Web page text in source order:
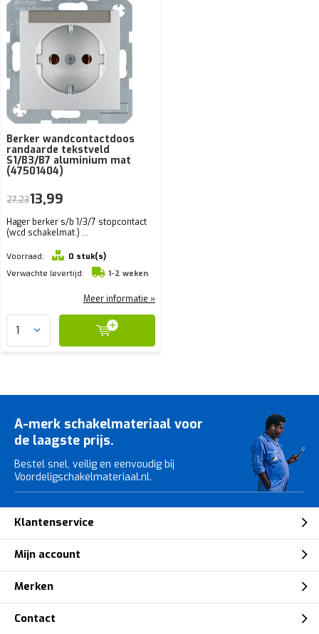
Berker wandcontactdoos
randaarde tekstveld
S1/B3/B7 aluminium mat
(47501404)
Hager berker s/b 1/3/7 stopcontact
(wcd schakelmat.) ...
Voorraad:
0 stuk(s)
Verwachte levertijd:
1-2 weken
27,2313,99
Meer informatie »
A-merk schakelmateriaal voor
de laagste prijs.
Bestel snel, veilig en eenvoudig bij
Voordeligschakelmateriaal.nl.
Klantenservice
Mijn account
Merken
Contact